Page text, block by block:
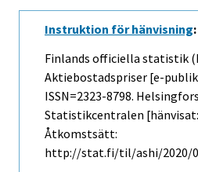
Instruktion för hänvisning:
Finlands officiella statistik
Aktiebostadspriser [e-
ISSN=2323-8798.
Statistikcentralen [hänvisat:
Åtkomstsätt:
http://stat.fi/til/ashi/2020/